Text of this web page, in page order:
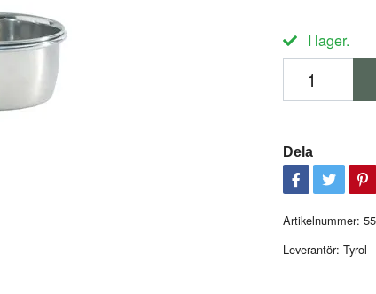
I lager.
Dela
Artikelnummer:
Leverantör: Tyrol